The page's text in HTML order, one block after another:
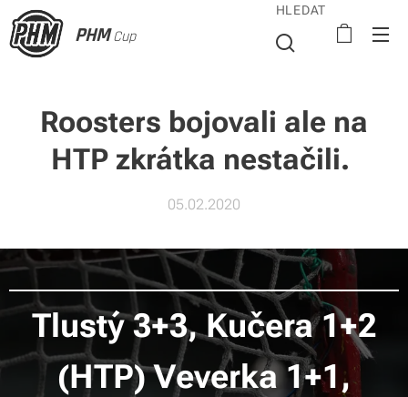
PHMCup
HLEDAT
Roosters bojovali ale na
HTP zkrátka nestačili.
05.02.2020
Tlustý 3+3, Kučera 1+2
(HTP) Veverka 1+1,